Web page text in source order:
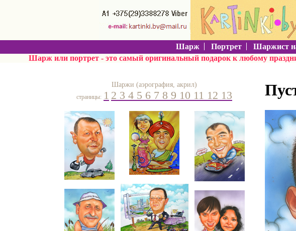
Шарж Портрет Шаржист
Шарж или портрет - это самый оригинальный подарокк любому
Шаржи (аэрография, акрил)
страницы: 1 2 3 4 5 6 7 8 9 10 11 12 13